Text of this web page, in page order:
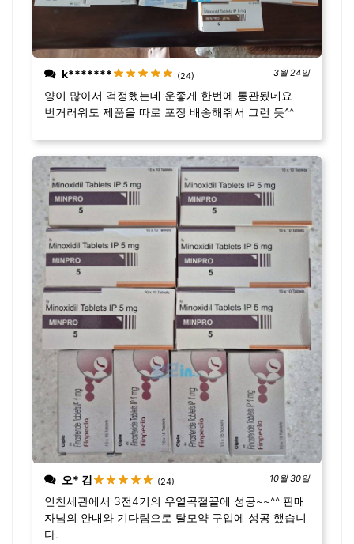
k******* (24) 3월 24일
양이 많아서 걱정했는데 운좋게 한번에 통관됬네요
번거러워도 제품을 따로 포장 배송해줘서 그런 듯^^
오* 김 (24) 10월 30일
인천세관에서 3전4기의 우열곡절끝에 성공~~^^ 판매
자님의 안내와 기다림으로 탈모약 구입에 성공 했습니
다.